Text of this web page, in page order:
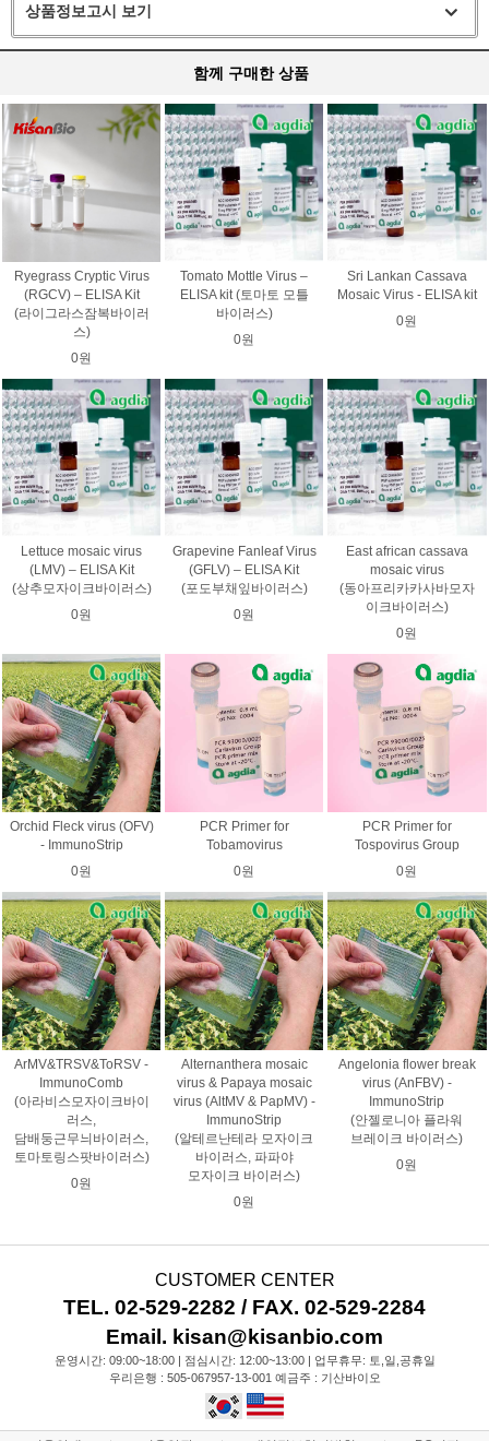
상품정보고시 보기
함께 구매한 상품
Ryegrass Cryptic Virus
(RGCV) – ELISA Kit
(라이그라스잠복바이러
스)
0원
Tomato Mottle Virus –
ELISA kit (토마토 모틀
바이러스)
0원
Sri Lankan Cassava
Mosaic Virus - ELISA kit
0원
Lettuce mosaic virus
(LMV) – ELISA Kit
(상추모자이크바이러스)
0원
Grapevine Fanleaf Virus
(GFLV) – ELISA Kit
(포도부채잎바이러스)
0원
East african cassava
mosaic virus
(동아프리카카사바모자
이크바이러스)
0원
Orchid Fleck virus (OFV)
- ImmunoStrip
0원
PCR Primer for
Tobamovirus
0원
PCR Primer for
Tospovirus Group
0원
ArMV&TRSV&ToRSV -
ImmunoComb
(아라비스모자이크바이
러스,
담배둥근무늬바이러스,
토마토링스팟바이러스)
0원
Alternanthera mosaic
virus & Papaya mosaic
virus (AltMV & PapMV) -
ImmunoStrip
(알테르난테라 모자이크
바이러스, 파파야
모자이크 바이러스)
0원
Angelonia flower break
virus (AnFBV) -
ImmunoStrip
(안젤로니아 플라워
브레이크 바이러스)
0원
CUSTOMER CENTER
TEL. 02-529-2282 / FAX. 02-529-2284
Email. kisan@kisanbio.com
운영시간: 09:00~18:00 | 점심시간: 12:00~13:00 | 업무휴무: 토,일,공휴일
우리은행 : 505-067957-13-001 예금주 : 기산바이오